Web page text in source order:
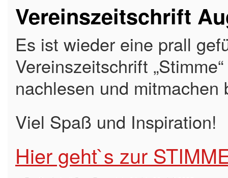
Vereinszeitschrift
Es ist wieder eine prall
Vereinszeitschrift
nachlesen und
Viel Spaß und Inspiration!
Hier geht`s zur